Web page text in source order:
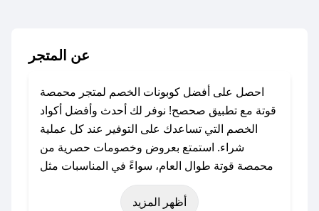
عن المتجر
احصل على أفضل كوبونات الخصم لمتجر محمصة
قوتة مع تطبيق صحصح! نوفر لك أحدث وأفضل أكواد
الخصم التي تساعدك على التوفير عند كل عملية
شراء. استمتع بعروض وخصومات حصرية من
محمصة قوتة طوال العام، سواءً في المناسبات مثل
عيد الفطر، عيد الأضحى، الجمعة البيضاء (شهر
نوفمبر)، رمضان، اليوم الوطني، يوم التأسيس، أو
أظهر المزيد